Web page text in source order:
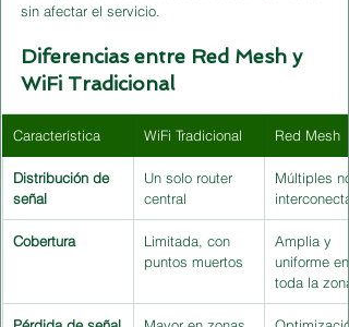
sin afectar el servicio.
Diferencias entre Red Mesh y
WiFi Tradicional
Característica WiFi Tradicional Red Mesh
Distribución de
señal
Un solo router
central
Múltiples
Cobertura
Limitada, con
puntos muertos
Amplia y
uniforme en
toda la zona